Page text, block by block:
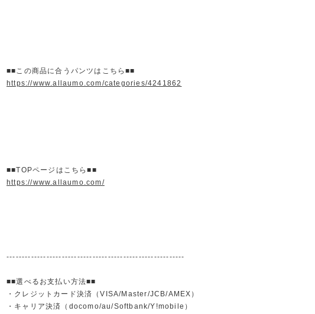
■■この商品に合うパンツはこちら■■
https://www.allaumo.com/categories/4241862
■■TOPページはこちら■■
https://www.allaumo.com/
----------------------------------------------------------
■■選べるお支払い方法■■
・クレジットカード決済（VISA/Master/JCB/AMEX）
・キャリア決済（docomo/au/Softbank/Y!mobile）